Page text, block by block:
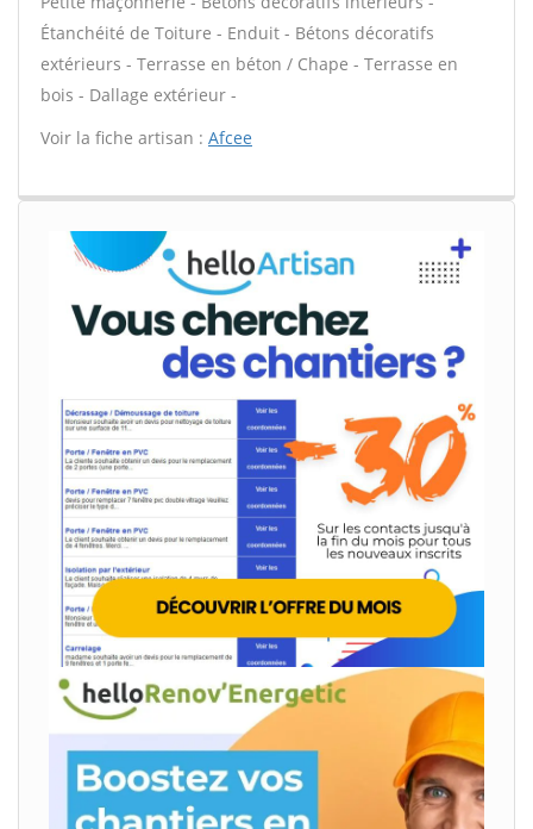
Étanchéité de Toiture - Enduit - Bétons décoratifs
extérieurs - Terrasse en béton / Chape - Terrasse en
bois - Dallage extérieur -
Voir la fiche artisan : Afcee